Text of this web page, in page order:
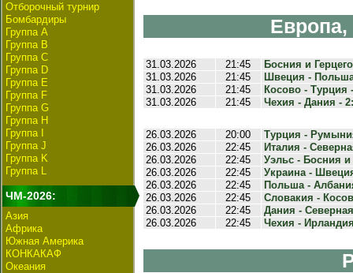
Отборочный турнир
Бомбардиры
Группа А
Группа B
Группа C
Группа D
Группа E
Группа F
Группа G
Группа H
Группа I
Группа J
Группа K
Группа L
ЧМ-2026:
Азия
Африка
Южная Америка
КОНКАКАФ
Океания
31.03.2026 21:45
Босния и
31.03.2026
21:45
Швеция -
31.03.2026
21:45
Косово - Турция
31.03.2026
21:45 Чехия - Дания -
26.03.2026 20:00
Турция -
26.03.2026
22:45
Италия -
26.03.2026
22:45
Уэльс - Босния и
26.03.2026
22:45
Украина -
26.03.2026
22:45
Польша -
26.03.2026
22:45
Словакия -
26.03.2026
22:45
Дания -
26.03.2026
22:45 Чехия -